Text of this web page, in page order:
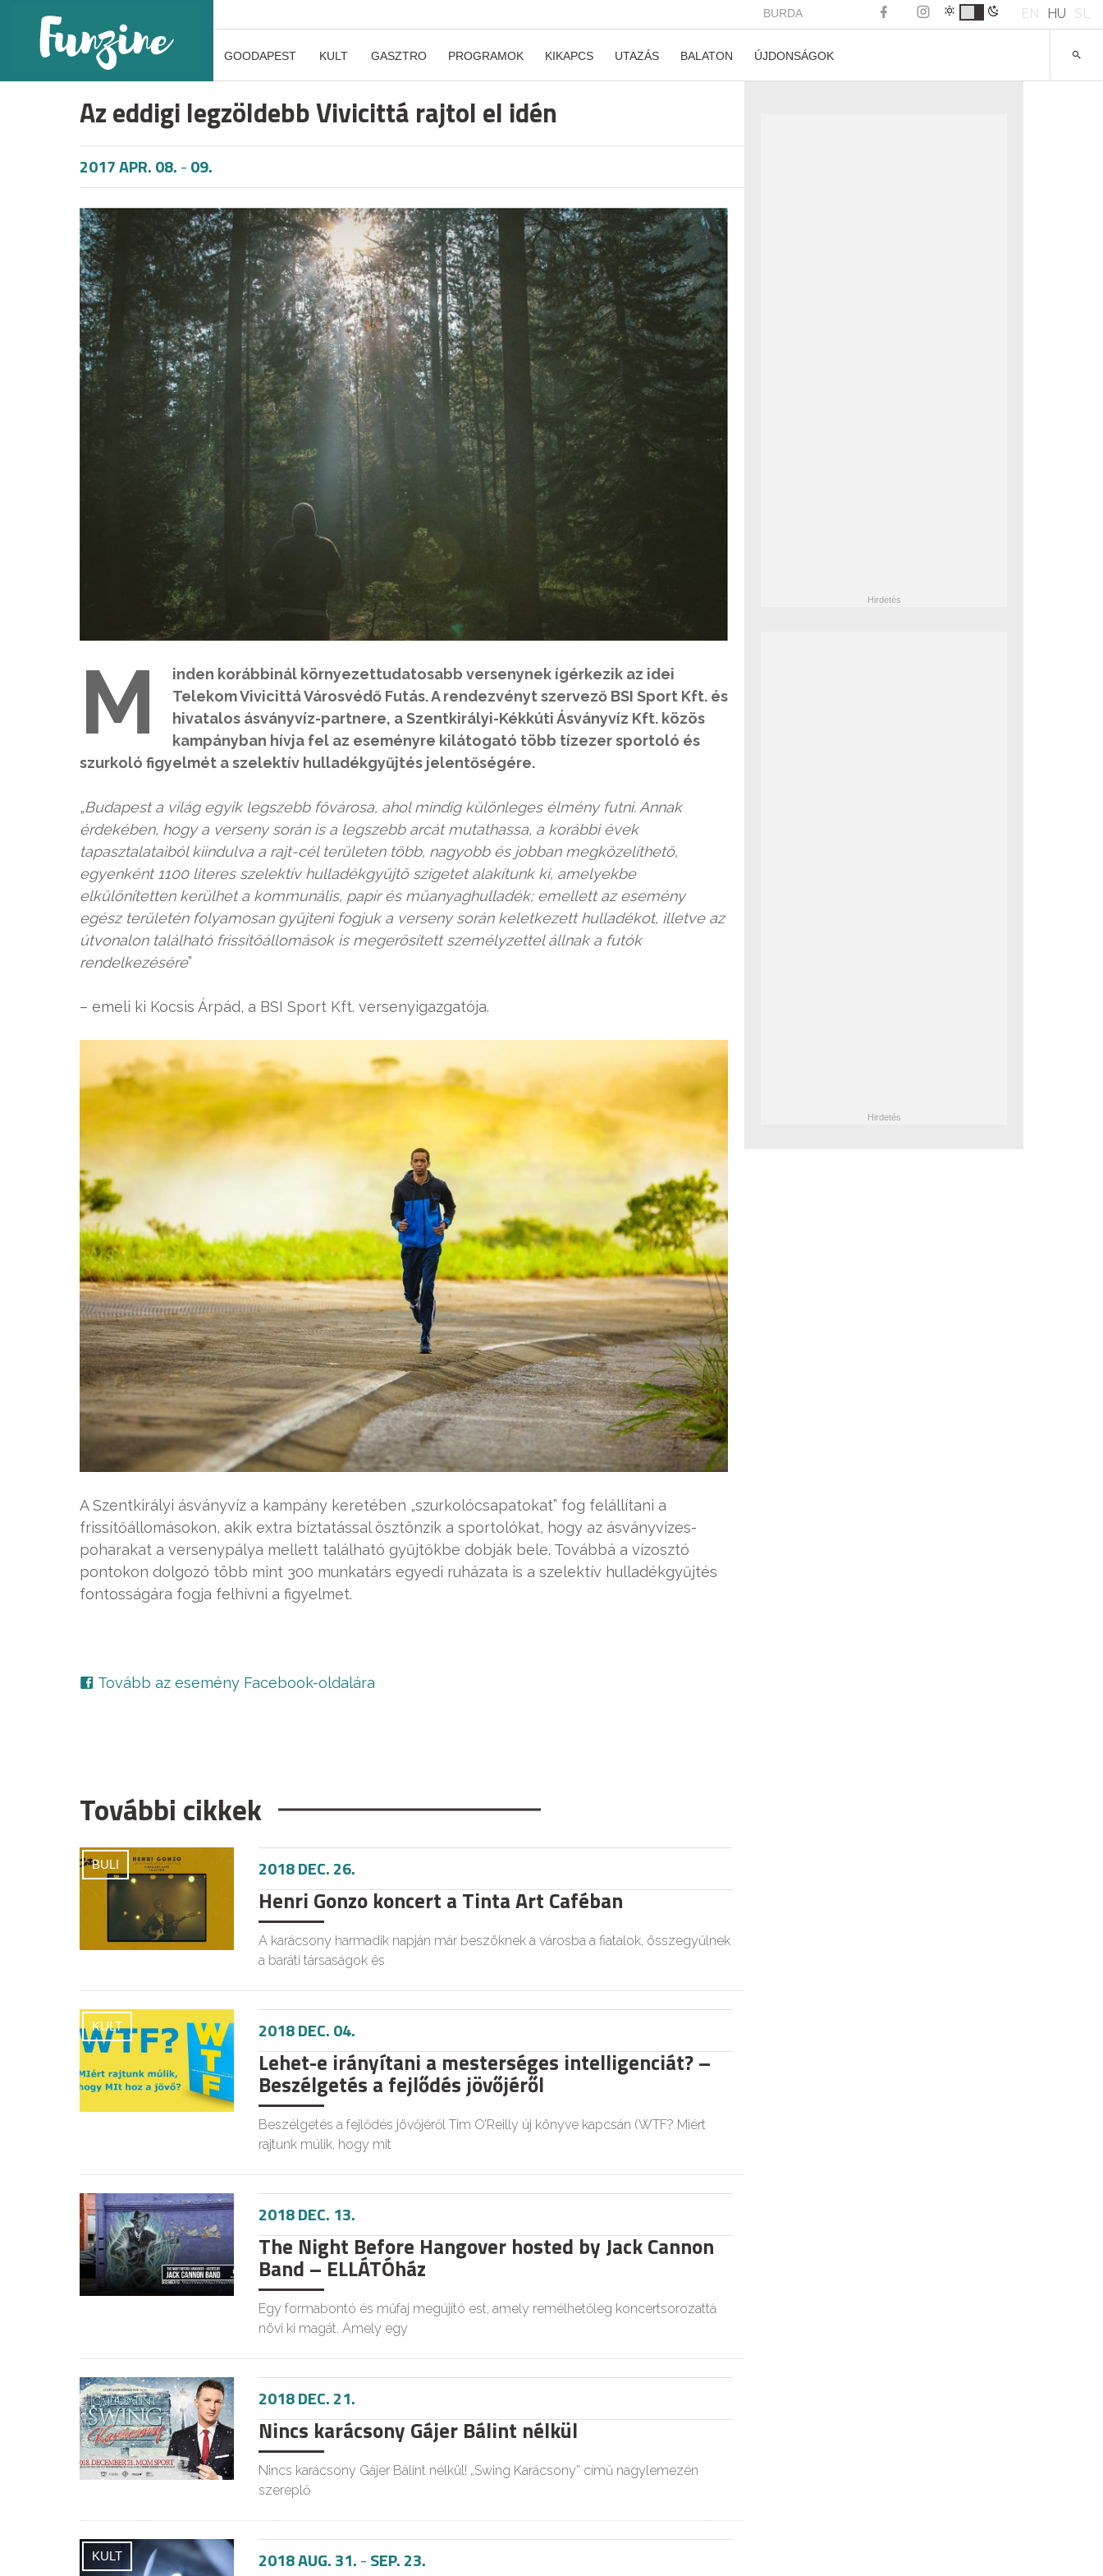
BURDA EN HU SL
GOODAPEST KULT GASZTRO PROGRAMOK KIKAPCS UTAZÁS BALATON ÚJDONSÁGOK
Az eddigi legzöldebb Vivicittá rajtol el idén
2017 APR. 08.-09.
M
inden korábbinál környezettudatosabb versenynek ígérkezik az idei
Telekom Vivicittá Városvédő Futás. A rendezvényt szervező BSI Sport Kft. és
hivatalos ásványvíz-partnere, a Szentkirályi-Kékkúti Ásványvíz Kft. közös
kampányban hívja fel az eseményre kilátogató több tízezer sportoló és
szurkoló figyelmét a szelektív hulladékgyűjtés jelentőségére.
„Budapest a világ egyik legszebb fővárosa, ahol mindig különleges élmény futni. Annak
érdekében, hogy a verseny során is a legszebb arcát mutathassa, a korábbi évek
tapasztalataiból kiindulva a rajt-cél területen több, nagyobb és jobban megközelíthető,
egyenként 1100 literes szelektív hulladékgyűjtő szigetet alakítunk ki, amelyekbe
elkülönítetten kerülhet a kommunális, papír és műanyaghulladék; emellett az esemény
egész területén folyamosan gyűjteni fogjuk a verseny során keletkezett hulladékot, illetve az
útvonalon található frissítőállomások is megerősített személyzettel állnak a futók
rendelkezésére”
– emeli ki Kocsis Árpád, a BSI Sport Kft. versenyigazgatója.
A Szentkirályi ásványvíz a kampány keretében „szurkolócsapatokat” fog felállítani a
frissítőállomásokon, akik extra bíztatással ösztönzik a sportolókat, hogy az ásványvizes-
poharakat a versenypálya mellett található gyűjtőkbe dobják bele. Továbbá a vízosztó
pontokon dolgozó több mint 300 munkatárs egyedi ruházata is a szelektív hulladékgyűjtés
fontosságára fogja felhívni a figyelmet.
Tovább az esemény Facebook-oldalára
További cikkek
BULI 2018 DEC. 26.
Henri Gonzo koncert a Tinta Art Caféban
A karácsony harmadik napján már beszöknek a városba a fiatalok, összegyűlnek
a baráti társaságok és
KULT 2018 DEC. 04.
Lehet-e irányítani a mesterséges intelligenciát? –
Beszélgetés a fejlődés jövőjéről
Beszélgetés a fejlődés jövőjéről Tim O’Reilly új könyve kapcsán (WTF? Miért
rajtunk múlik, hogy mit
2018 DEC. 13.
The Night Before Hangover hosted by Jack Cannon
Band – ELLÁTÓház
Egy formabontó és műfaj megújító est, amely remélhetőleg koncertsorozattá
növi ki magát. Amely egy
2018 DEC. 21.
Nincs karácsony Gájer Bálint nélkül
Nincs karácsony Gájer Bálint nélkül! „Swing Karácsony” című nagylemezén
szereplő
KULT 2018 AUG. 31.-SEP. 23.